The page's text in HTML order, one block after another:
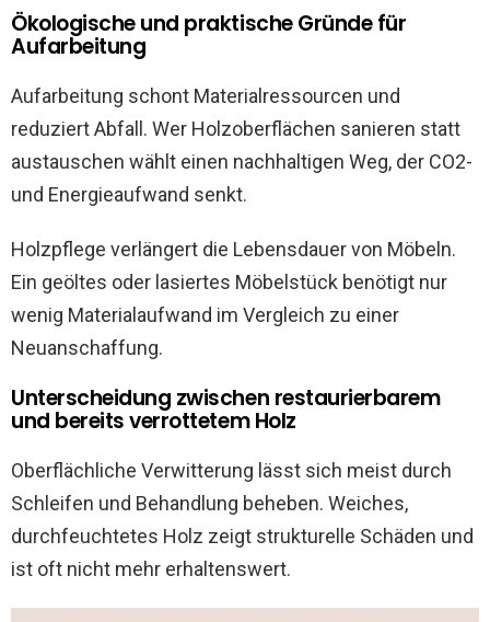
Ökologische und praktische Gründe für
Aufarbeitung
Aufarbeitung schont Materialressourcen und
reduziert Abfall. Wer Holzoberflächen sanieren statt
austauschen wählt einen nachhaltigen Weg, der CO2-
und Energieaufwand senkt.
Holzpflege verlängert die Lebensdauer von Möbeln.
Ein geöltes oder lasiertes Möbelstück benötigt nur
wenig Materialaufwand im Vergleich zu einer
Neuanschaffung.
Unterscheidung zwischen restaurierbarem
und bereits verrottetem Holz
Oberflächliche Verwitterung lässt sich meist durch
Schleifen und Behandlung beheben. Weiches,
durchfeuchtetes Holz zeigt strukturelle Schäden und
ist oft nicht mehr erhaltenswert.